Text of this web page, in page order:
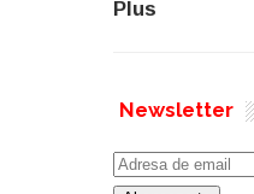
Plus
Newsletter